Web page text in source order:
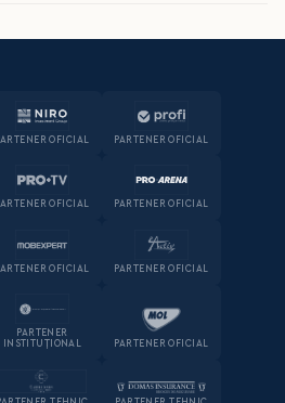
OFICIAL PARTENER OFICIAL
OFICIAL PARTENER OFICIAL
OFICIAL PARTENER OFICIAL
PARTENER
INSTITUȚIONAL
PARTENER OFICIAL